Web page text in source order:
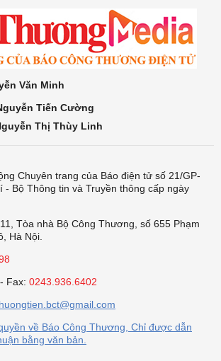
Văn Minh
Tiến Cường
Thị Thùy Linh
Chuyên trang của Báo điện tử số 21/GP-
- Bộ Thông tin và Truyền thông cấp ngày
Tòa nhà Bộ Công Thương, số 655 Phạm
Hà Nội.
- Fax: 0243.936.6402
về Báo Công Thương, Chỉ được dẫn
bằng văn bản.